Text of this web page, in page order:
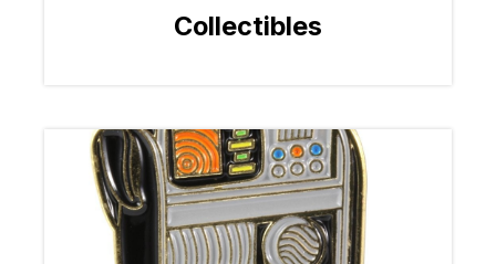
Collectibles